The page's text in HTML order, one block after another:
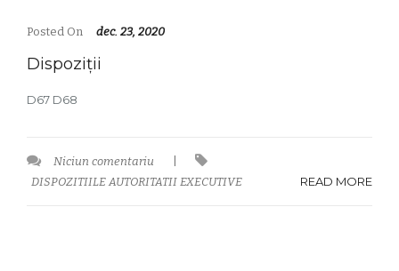
Posted On dec. 23, 2020
Dispoziții
D67 D68
Niciun comentariu
DISPOZITIILE AUTORITATII EXECUTIVE
READ MORE